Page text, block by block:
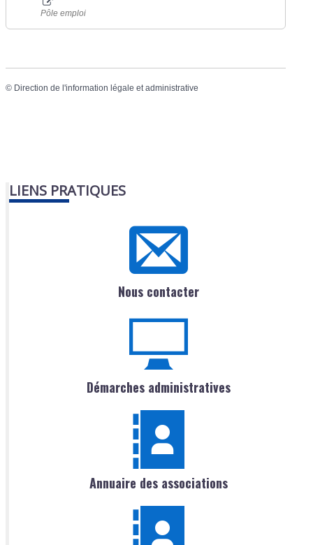
Pôle emploi
© Direction de l'information légale et administrative
LIENS PRATIQUES
Nous contacter
Démarches administratives
Annuaire des associations